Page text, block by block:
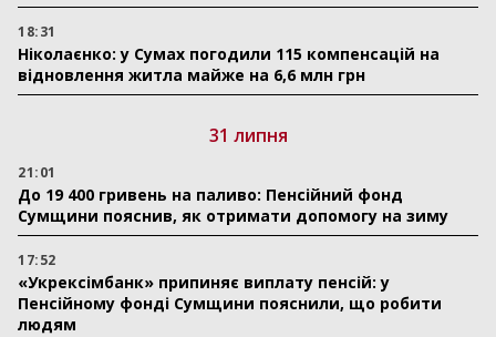
18:31
Ніколаєнко: у Сумах погодили 115 компенсацій на
відновлення житла майже на 6,6 млн грн
31 липня
21:01
До 19 400 гривень на паливо: Пенсійний фонд
Сумщини пояснив, як отримати допомогу на зиму
17:52
«Укрексімбанк» припиняє виплату пенсій: у
Пенсійному фонді Сумщини пояснили, що робити
людям